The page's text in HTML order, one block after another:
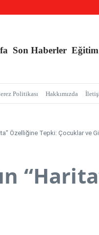
Bozdu: Ekspertiz ‘Sazan
Son Haberler Eğitim
Politikası Hakkımızda
Özelliğine Tepki: Çocuklar ve